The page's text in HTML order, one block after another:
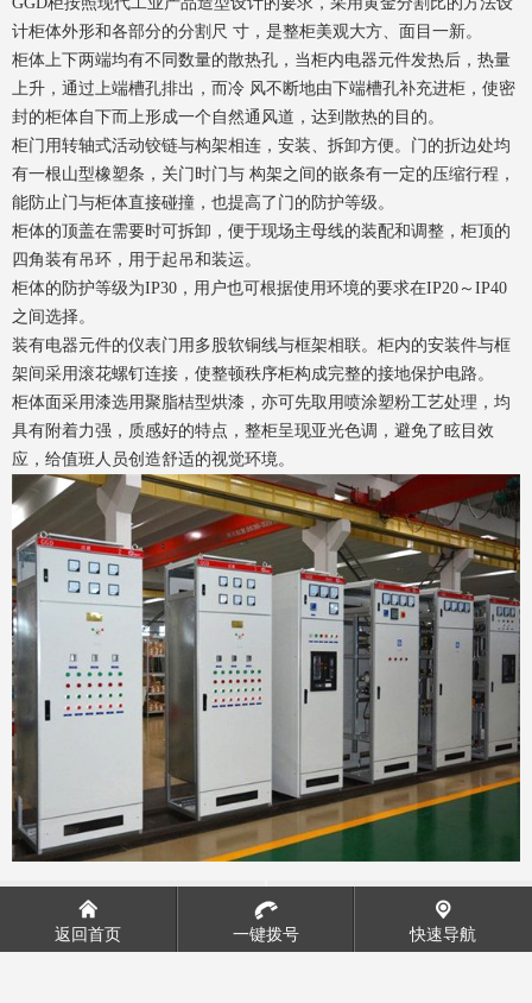
计柜体外形和各部分的分割尺 寸，是整柜美观大方、面目一新。
柜体上下两端均有不同数量的散热孔，当柜内电器元件发热后，热量
上升，通过上端槽孔排出，而冷 风不断地由下端槽孔补充进柜，使密
封的柜体自下而上形成一个自然通风道，达到散热的目的。
柜门用转轴式活动铰链与构架相连，安装、拆卸方便。门的折边处均
有一根山型橡塑条，关门时门与 构架之间的嵌条有一定的压缩行程，
能防止门与柜体直接碰撞，也提高了门的防护等级。
柜体的顶盖在需要时可拆卸，便于现场主母线的装配和调整，柜顶的
四角装有吊环，用于起吊和装运。
柜体的防护等级为IP30，用户也可根据使用环境的要求在IP20～IP40
之间选择。
装有电器元件的仪表门用多股软铜线与框架相联。柜内的安装件与框
架间采用滚花螺钉连接，使整顿秩序柜构成完整的接地保护电路。
柜体面采用漆选用聚脂桔型烘漆，亦可先取用喷涂塑粉工艺处理，均
具有附着力强，质感好的特点，整柜呈现亚光色调，避免了眩目效
应，给值班人员创造舒适的视觉环境。
返回首页 一键拨号 快速导航